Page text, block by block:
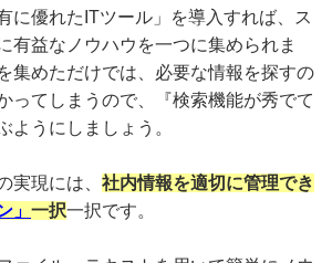
に優れたITツール」を導入すれば、ス
有益なノウハウを一つに集められま
集めただけでは、必要な情報を探すの
ってしまうので、『検索機能が秀でて
ようにしましょう。
実現には、 社内情報を適切に管理でき
」 一択一択です。